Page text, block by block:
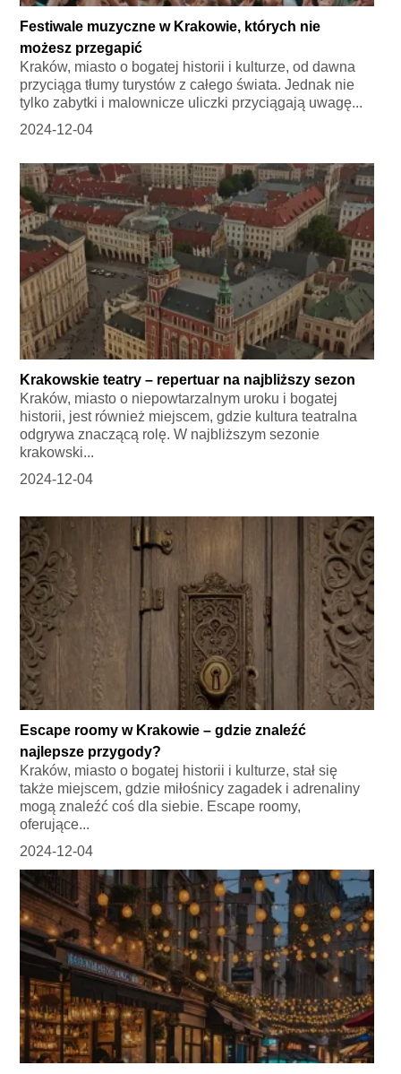
Festiwale muzyczne w Krakowie, których nie
możesz przegapić
Kraków, miasto o bogatej historii i kulturze, od dawna
przyciąga tłumy turystów z całego świata. Jednak nie
tylko zabytki i malownicze uliczki przyciągają uwagę...
2024-12-04
Krakowskie teatry – repertuar na najbliższy sezon
Kraków, miasto o niepowtarzalnym uroku i bogatej
historii, jest również miejscem, gdzie kultura teatralna
odgrywa znaczącą rolę. W najbliższym sezonie
krakowski...
2024-12-04
Escape roomy w Krakowie – gdzie znaleźć
najlepsze przygody?
Kraków, miasto o bogatej historii i kulturze, stał się
także miejscem, gdzie miłośnicy zagadek i adrenaliny
mogą znaleźć coś dla siebie. Escape roomy,
oferujące...
2024-12-04